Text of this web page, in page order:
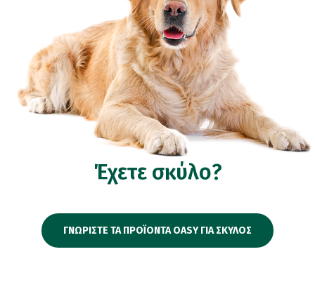
Έχετε σκύλο?
ΓΝΩΡΙΣΤΕ ΤΑ ΠΡΟΪΟΝΤΑ OASY ΓΙΑ ΣΚΥΛΟΣ